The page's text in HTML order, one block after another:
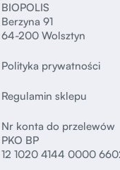
BIOPOLIS
Berzyna 91
64-200 Wolsztyn
Polityka prywatności
Regulamin sklepu
Nr konta do przelewów
PKO BP
12 1020 4144 0000